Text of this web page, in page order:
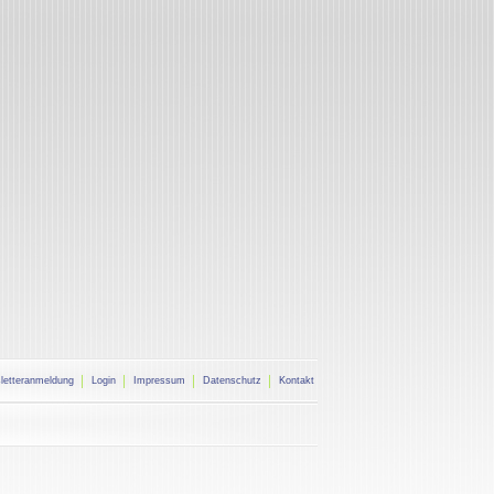
Login Impressum Datenschutz Kontakt